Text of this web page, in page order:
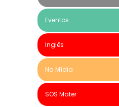
Eventos
Inglês
Na Mídia
SOS Mater